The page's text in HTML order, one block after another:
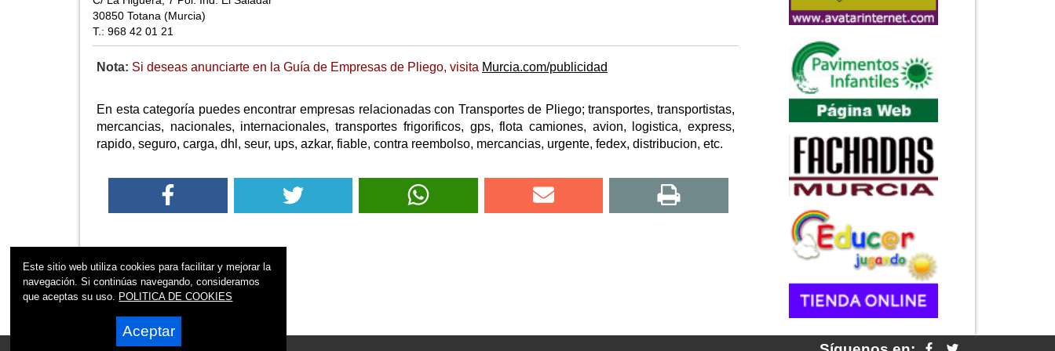
30850 Totana (Murcia)
T.: 968 42 01 21
Nota: Si deseas anunciarte en la Guía de Empresas de Pliego, visita Murcia.com/publicidad
En esta categoría puedes encontrar empresas relacionadas con Transportes de Pliego; transportes, transportistas,
mercancias, nacionales, internacionales, transportes frigorificos, gps, flota camiones, avion, logistica, express,
rapido, seguro, carga, dhl, seur, ups, azkar, fiable, contra reembolso, mercancias, urgente, fedex, distribucion, etc.
Este sitio web utiliza cookies para facilitar y mejorar la
navegación. Si continúas navegando, consideramos
que aceptas su uso. POLITICA DE COOKIES
Aceptar